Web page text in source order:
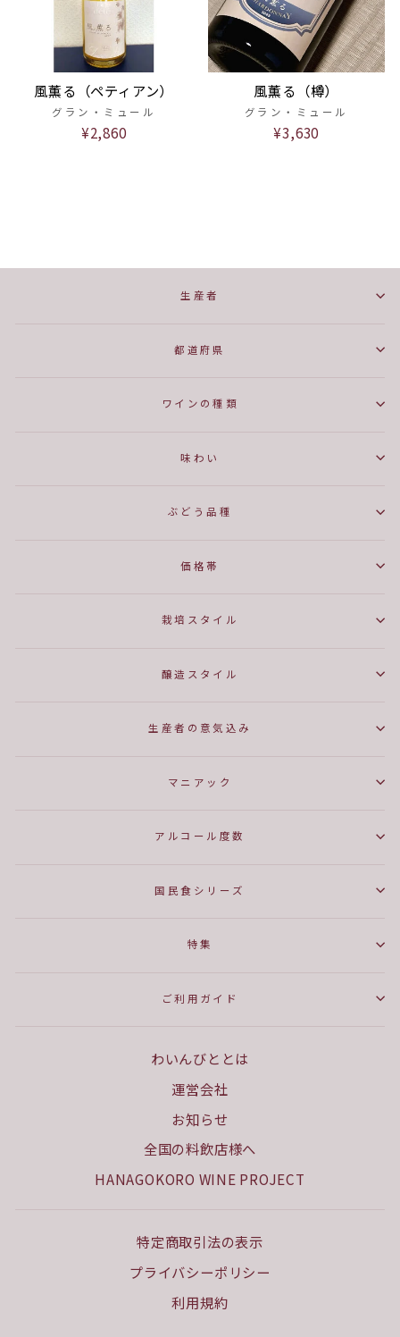
風薫る（ペティアン）
グラン・ミュール
¥2,860
風薫る（樽）
グラン・ミュール
¥3,630
生産者
都道府県
ワインの種類
味わい
ぶどう品種
価格帯
栽培スタイル
醸造スタイル
生産者の意気込み
マニアック
アルコール度数
国民食シリーズ
特集
ご利用ガイド
わいんびととは
運営会社
お知らせ
全国の料飲店様へ
HANAGOKORO WINE PROJECT
特定商取引法の表示
プライバシーポリシー
利用規約